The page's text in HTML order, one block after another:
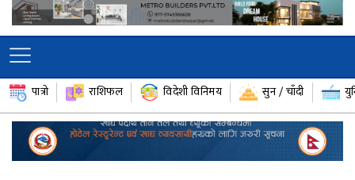
पात्रो राशिफल विदेशी विनिमय सुन / चाँदी